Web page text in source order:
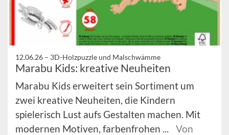
12.06.26 – 3D-Holzpuzzle und Malschwämme
Marabu Kids: kreative Neuheiten
Marabu Kids erweitert sein Sortiment um
zwei kreative Neuheiten, die Kindern
spielerisch Lust aufs Gestalten machen. Mit
modernen Motiven, farbenfrohen ...
Von